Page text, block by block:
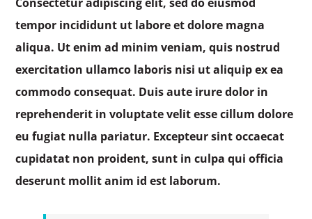
tempor incididunt ut labore et dolore magna
aliqua. Ut enim ad minim veniam, quis nostrud
exercitation ullamco laboris nisi ut aliquip ex ea
commodo consequat. Duis aute irure dolor in
reprehenderit in voluptate velit esse cillum dolore
eu fugiat nulla pariatur. Excepteur sint occaecat
cupidatat non proident, sunt in culpa qui officia
deserunt mollit anim id est laborum.